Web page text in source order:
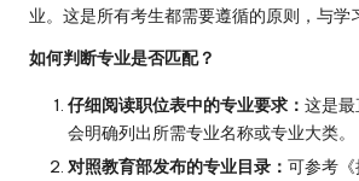
业。这是所有考生都需要遵循的原则，与学
如何判断专业是否匹配？
仔细阅读职位表中的专业要求： 这是
会明确列出所需专业名称或专业大类。
对照教育部发布的专业目录： 可参考